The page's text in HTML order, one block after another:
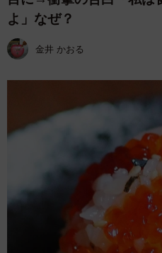
よ」なぜ？
金井 かおる